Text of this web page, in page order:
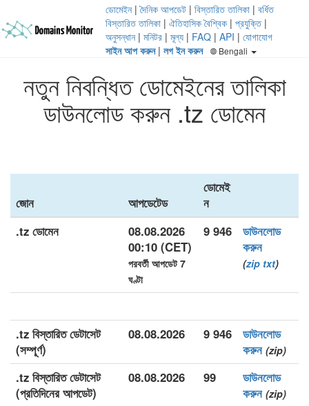
ডোমেইন|দৈনিক আপডেট | বিস্তারিত তালিকা | বর্ধিত
বিস্তারিত তালিকা | ঐতিহাসিক বৈশ্বিক | প্রযুক্তি|
অনুসন্ধান| মনিটর | মূল্য | FAQ | API | যোগাযোগ
সাইন আপ করুন| লগ ইন করুন Bengali
নতুন নিবন্ধিত ডোমেইনের তালিকা
ডাউনলোড করুন .tz ডোমেন
জোন আপডেটেড
ডোমেই
ন
.tz ডোমেন
08.08.2026
00:10 (CET)
পরবর্তী আপডেট 7
ঘণ্টা
9 946
ডাউনলোড
করুন
(zip txt)
.tz বিস্তারিত ডেটাসেট
(সম্পূর্ণ)
08.08.2026 9 946
ডাউনলোড
করুন (zip)
.tz বিস্তারিত ডেটাসেট
(প্রতিদিনের আপডেট)
08.08.2026 99
ডাউনলোড
করুন (zip)